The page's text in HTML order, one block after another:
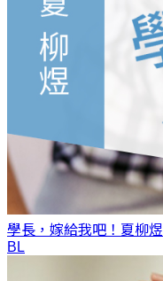
學長，嫁給我吧！ 夏柳煜
BL